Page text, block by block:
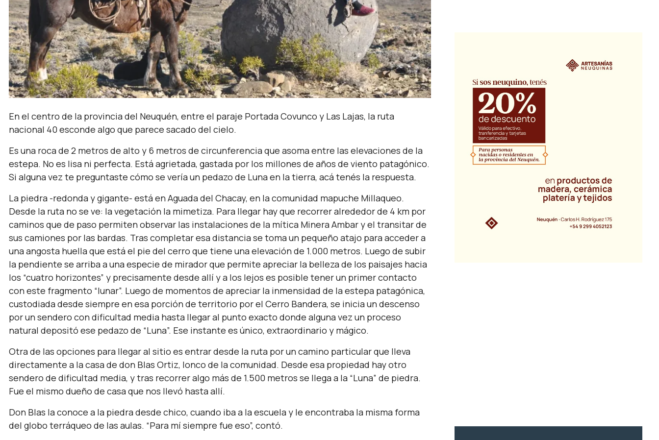
En el centro de la provincia del Neuquén, entre el paraje Portada Covunco y Las Lajas, la ruta
nacional 40 esconde algo que parece sacado del cielo.
Es una roca de 2 metros de alto y 6 metros de circunferencia que asoma entre las elevaciones de la
estepa. No es lisa ni perfecta. Está agrietada, gastada por los millones de años de viento patagónico.
Si alguna vez te preguntaste cómo se vería un pedazo de Luna en la tierra, acá tenés la respuesta.
La piedra -redonda y gigante- está en Aguada del Chacay, en la comunidad mapuche Millaqueo.
Desde la ruta no se ve: la vegetación la mimetiza. Para llegar hay que recorrer alrededor de 4 km por
caminos que de paso permiten observar las instalaciones de la mítica Minera Ambar y el transitar de
sus camiones por las bardas. Tras completar esa distancia se toma un pequeño atajo para acceder a
una angosta huella que está el pie del cerro que tiene una elevación de 1.000 metros. Luego de subir
la pendiente se arriba a una especie de mirador que permite apreciar la belleza de los paisajes hacia
los “cuatro horizontes” y precisamente desde allí y a los lejos es posible tener un primer contacto
con este fragmento “lunar”. Luego de momentos de apreciar la inmensidad de la estepa patagónica,
custodiada desde siempre en esa porción de territorio por el Cerro Bandera, se inicia un descenso
por un sendero con dificultad media hasta llegar al punto exacto donde alguna vez un proceso
natural depositó ese pedazo de “Luna”. Ese instante es único, extraordinario y mágico.
Otra de las opciones para llegar al sitio es entrar desde la ruta por un camino particular que lleva
directamente a la casa de don Blas Ortiz, lonco de la comunidad. Desde esa propiedad hay otro
sendero de dificultad media, y tras recorrer algo más de 1.500 metros se llega a la “Luna” de piedra.
Fue el mismo dueño de casa que nos llevó hasta allí.
Don Blas la conoce a la piedra desde chico, cuando iba a la escuela y le encontraba la misma forma
del globo terráqueo de las aulas. “Para mí siempre fue eso”, contó.